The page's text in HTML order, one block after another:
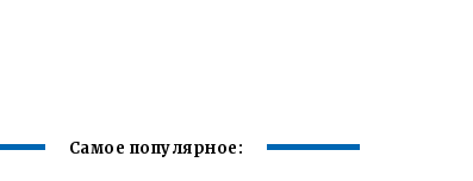
Самое популярное: